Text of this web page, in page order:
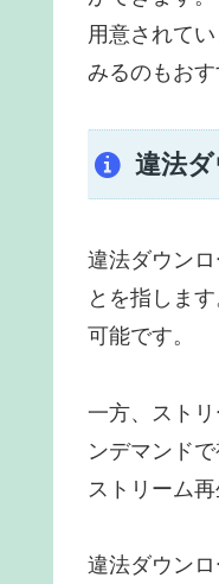
用意されて
みるのもおす
違法
違法ダウン
とを指しま
可能です。
一方、スト
ンデマンド
ストリーム
違法ダウン